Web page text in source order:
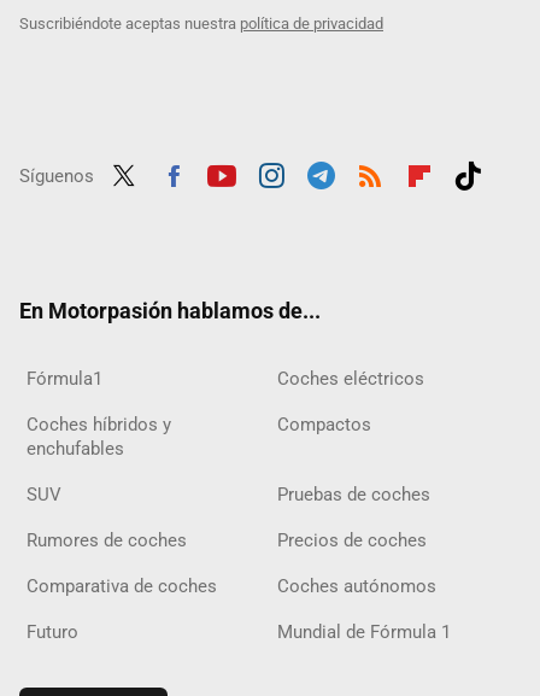
Suscribiéndote aceptas nuestra política de privacidad
Síguenos
En Motorpasión hablamos de...
Fórmula1 Coches eléctricos
Coches híbridos y
enchufables
Compactos
SUV Pruebas de coches
Rumores de coches Precios de coches
Comparativa de coches Coches autónomos
Futuro Mundial de Fórmula 1